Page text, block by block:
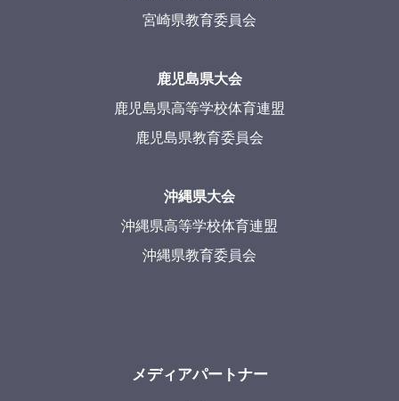
宮崎県教育委員会
鹿児島県大会
鹿児島県高等学校体育連盟
鹿児島県教育委員会
沖縄県大会
沖縄県高等学校体育連盟
沖縄県教育委員会
メディアパートナー